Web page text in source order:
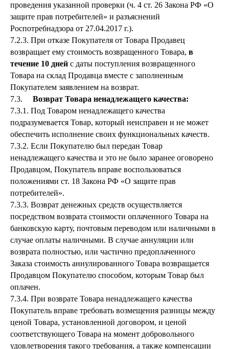
проведения указанной проверки (ч. 4 ст. 26 Закона РФ «О
защите прав потребителей» и разъяснений
Роспотребнадзора от 27.04.2017 г.).
7.2.3. При отказе Покупателя от Товара Продавец
возвращает ему стоимость возвращенного Товара, в
течение 10 дней с даты поступления возвращенного
Товара на склад Продавца вместе с заполненным
Покупателем заявлением на возврат.
7.3. Возврат Товара ненадлежащего качества:
7.3.1. Под Товаром ненадлежащего качества
подразумевается Товар, который неисправен и не может
обеспечить исполнение своих функциональных качеств.
7.3.2. Если Покупателю был передан Товар
ненадлежащего качества и это не было заранее оговорено
Продавцом, Покупатель вправе воспользоваться
положениями ст. 18 Закона РФ «О защите прав
потребителей».
7.3.3. Возврат денежных средств осуществляется
посредством возврата стоимости оплаченного Товара на
банковскую карту, почтовым переводом или наличными в
случае оплаты наличными. В случае аннуляции или
возврата полностью, или частично предоплаченного
Заказа стоимость аннулированного Товара возвращается
Продавцом Покупателю способом, которым Товар был
оплачен.
7.3.4. При возврате Товара ненадлежащего качества
Покупатель вправе требовать возмещения разницы между
ценой Товара, установленной договором, и ценой
соответствующего Товара на момент добровольного
удовлетворения такого требования, а также компенсации